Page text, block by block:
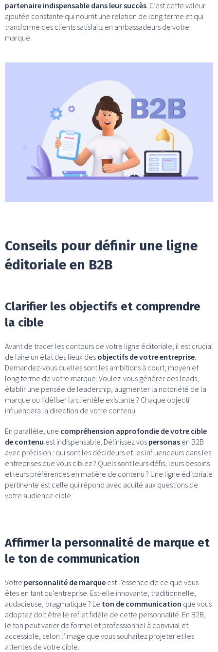
partenaire indispensable dans leur succès. C’est cette valeur
ajoutée constante qui nourrit une relation de long terme et qui
transforme des clients satisfaits en ambassadeurs de votre
marque.
Conseils pour définir une ligne
éditoriale en B2B
Clarifier les objectifs et comprendre
la cible
Avant de tracer les contours de votre ligne éditoriale, il est crucial
de faire un état des lieux des objectifs de votre entreprise
Demandez-vous quelles sont les ambitions à court, moyen et
long terme de votre marque. Voulez-vous générer des leads,
établir une pensée de leadership, augmenter la notoriété de la
marque ou fidéliser la clientèle existante ? Chaque objectif
influencera la direction de votre contenu.
En parallèle, une compréhension approfondie de votre cible
de contenu est indispensable. Définissez vos personas en B2B
avec précision : qui sont les décideurs et les influenceurs dans les
entreprises que vous ciblez ? Quels sont leurs défis, leurs besoins
et leurs préférences en matière de contenu ? Une ligne éditoriale
pertinente est celle qui répond avec acuité aux questions de
votre audience cible.
Affirmer la personnalité de marque et
le ton de communication
Votre personnalité de marque est l’essence de ce que vous
êtes en tant qu’entreprise. Est-elle innovante, traditionnelle,
audacieuse, pragmatique ? Le ton de communication que vous
adoptez doit être le reflet fidèle de cette personnalité. En B2B,
le ton peut varier de formel et professionnel à convivial et
accessible, selon l’image que vous souhaitez projeter et les
attentes de votre cible.